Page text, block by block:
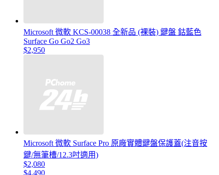
Microsoft 微軟 KCS-00038 全新品 (裸裝) 鍵盤 鈷藍色
Surface Go Go2 Go3
$2,950
Microsoft 微軟 Surface Pro 原廠實體鍵盤保護蓋(注音按
鍵/無筆槽/12.3吋適用)
$2,080
$4,490